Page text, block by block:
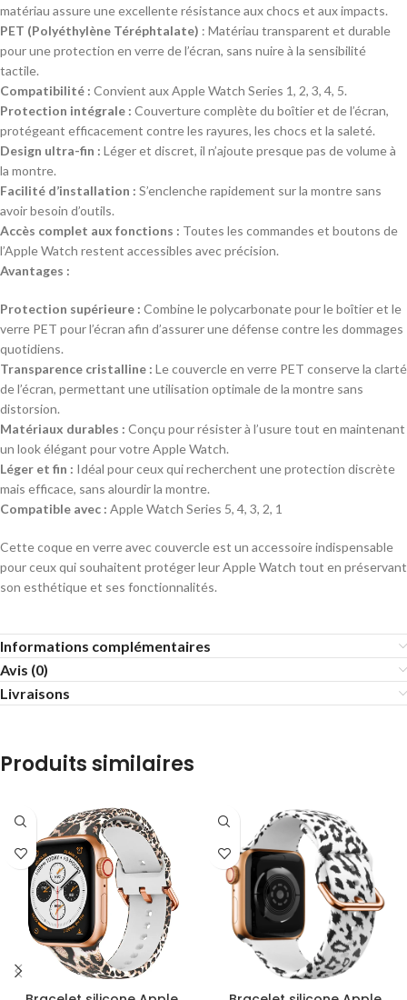
matériau assure une excellente résistance aux chocs et aux impacts.
PET (Polyéthylène Téréphtalate) : Matériau transparent et durable
pour une protection en verre de l’écran, sans nuire à la sensibilité
tactile.
Compatibilité : Convient aux Apple Watch Series 1, 2, 3, 4, 5.
Protection intégrale : Couverture complète du boîtier et de l’écran,
protégeant efficacement contre les rayures, les chocs et la saleté.
Design ultra-fin : Léger et discret, il n’ajoute presque pas de volume à
la montre.
Facilité d’installation : S’enclenche rapidement sur la montre sans
avoir besoin d’outils.
Accès complet aux fonctions : Toutes les commandes et boutons de
l’Apple Watch restent accessibles avec précision.
Avantages :
Protection supérieure : Combine le polycarbonate pour le boîtier et le
verre PET pour l’écran afin d’assurer une défense contre les dommages
quotidiens.
Transparence cristalline : Le couvercle en verre PET conserve la clarté
de l’écran, permettant une utilisation optimale de la montre sans
distorsion.
Matériaux durables : Conçu pour résister à l’usure tout en maintenant
un look élégant pour votre Apple Watch.
Léger et fin : Idéal pour ceux qui recherchent une protection discrète
mais efficace, sans alourdir la montre.
Compatible avec : Apple Watch Series 5, 4, 3, 2, 1
Cette coque en verre avec couvercle est un accessoire indispensable
pour ceux qui souhaitent protéger leur Apple Watch tout en préservant
son esthétique et ses fonctionnalités.
Informations complémentaires
Avis (0)
Livraisons
Produits similaires